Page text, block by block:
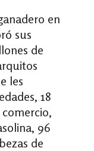
en
sus
de
les
18
96
de